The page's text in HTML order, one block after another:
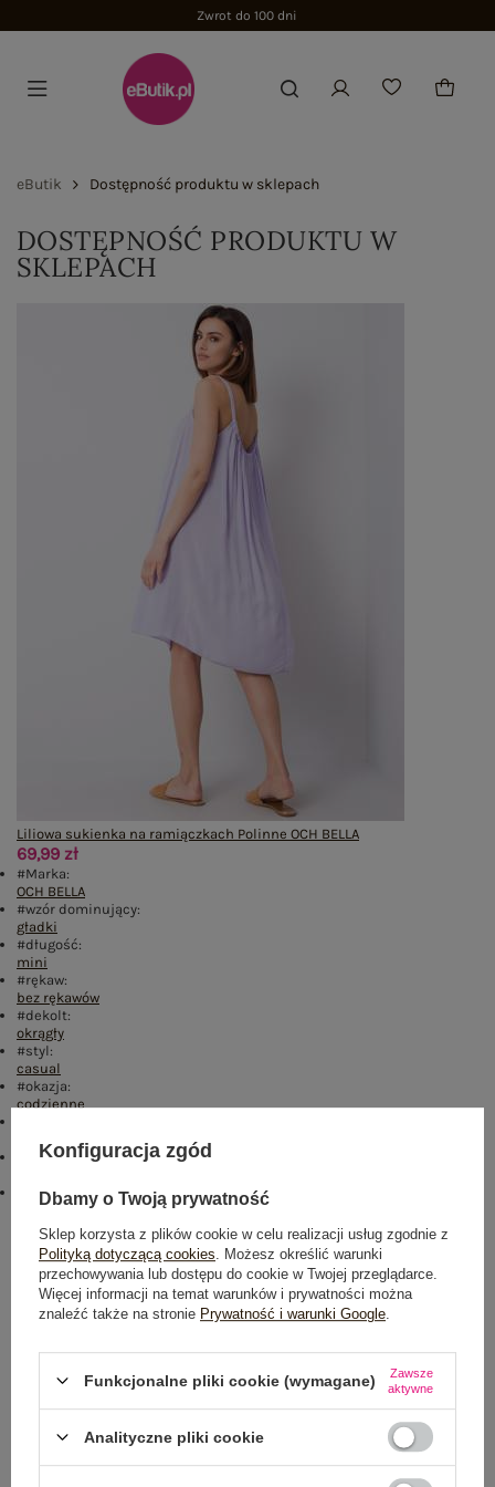
Zwrot do 100 dni
eButik Dostępność produktu w sklepach
DOSTĘPNOŚĆ PRODUKTU W
SKLEPACH
Liliowa sukienka na ramiączkach Polinne OCH BELLA
69,99 zł
#Marka:
OCH BELLA
#wzór dominujący:
gładki
#długość:
mini
#rękaw:
bez rękawów
#dekolt:
okrągły
#styl:
casual
#okazja:
codzienne
jasny fioletowy
#skład materiału :
emblemat_FP:
txt_VISCOSE COMFORT#546070#FFFFFF
Rozmiar: S
Centrum Logistyczne Nadarzyn
Dostępny
Rozmiar: L
Centrum Logistyczne Nadarzyn
Konfiguracja zgód
Dbamy o Twoją prywatność
Sklep korzysta z plików cookie w celu realizacji usług zgodnie z
Polityką dotyczącą cookies . Możesz określić warunki
przechowywania lub dostępu do cookie w Twojej przeglądarce.
Więcej informacji na temat warunków i prywatności można
znaleźć także na stronie Prywatność i warunki Google
Funkcjonalne pliki cookie (wymagane)
Zawsze
aktywne
Analityczne pliki cookie